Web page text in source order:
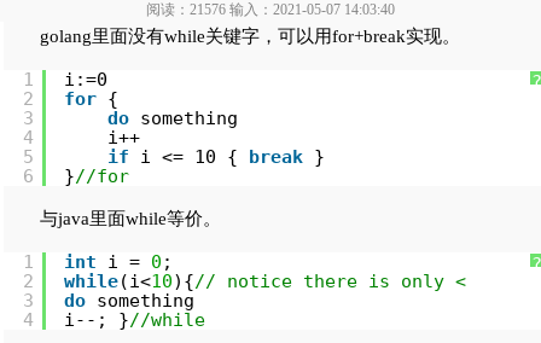
阅读：21576 输入：2021-05-07 14:03:40
golang里面没有while关键字，可以用for+break实现。
?
1
2
3
4
5
6
i:=0
for {
do something
i++
if
i <= 10 { break }
}//for
与java里面while等价。
?
1
2
3
4
int i = 0 ;
while(i<10){// notice there is only <
do something
i--; }//while